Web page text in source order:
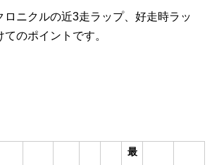
ロニクルの近3走ラップ、好走時ラッ
のポイントです。
最